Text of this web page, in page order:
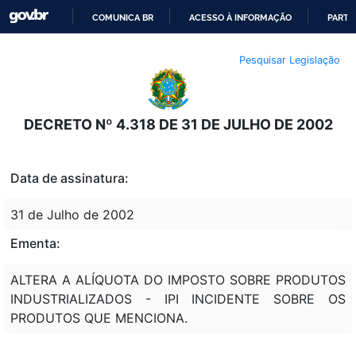
O
CONTEÚDO
COMUNICA BR ACESSO À INFORMAÇÃO
Pesquisar Legislação
DECRETO Nº 4.318 DE 31 DE JULHO DE 2002
Data de assinatura:
31 de Julho de 2002
Ementa:
ALTERA A ALÍQUOTA DO IMPOSTO SOBRE PRODUTOS
INDUSTRIALIZADOS - IPI INCIDENTE SOBRE OS
PRODUTOS QUE MENCIONA.